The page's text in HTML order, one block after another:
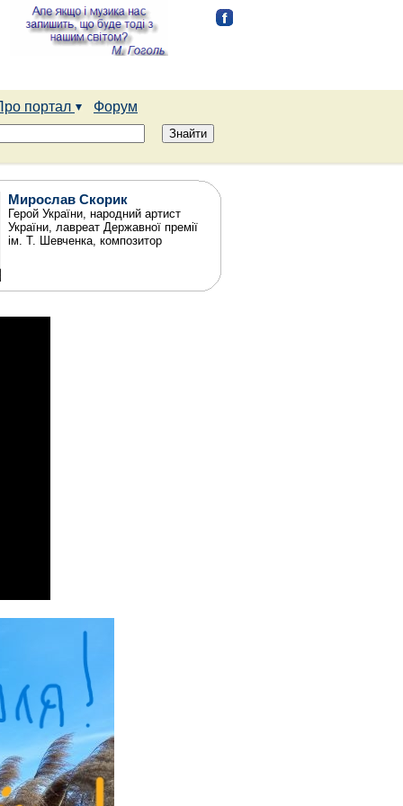
портал Форум
Мирослав Скорик
Герой України, народний артист
України, лавреат Державної премії
ім. Т. Шевченка, композитор